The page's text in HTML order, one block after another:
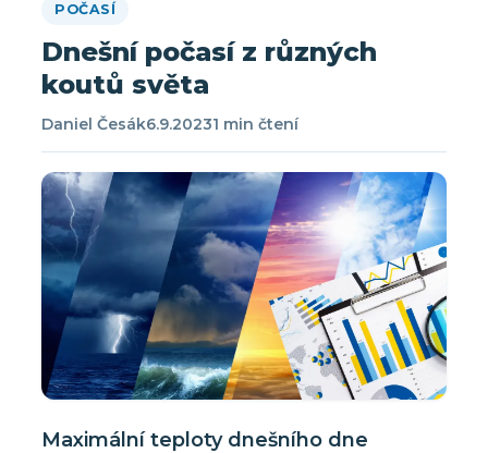
navigace
POČASÍ
Dnešní počasí z různých
koutů světa
Daniel Česák6.9.20231 min čtení
Maximální teploty dnešního dne